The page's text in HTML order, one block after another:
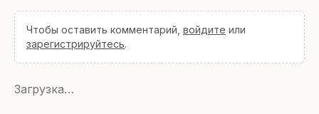
Чтобы оставить комментарий, войдите или
зарегистрируйтесь.
Загрузка…